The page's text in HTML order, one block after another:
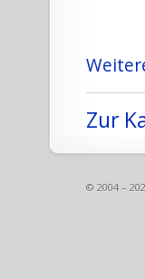
Zur
© 2004 –